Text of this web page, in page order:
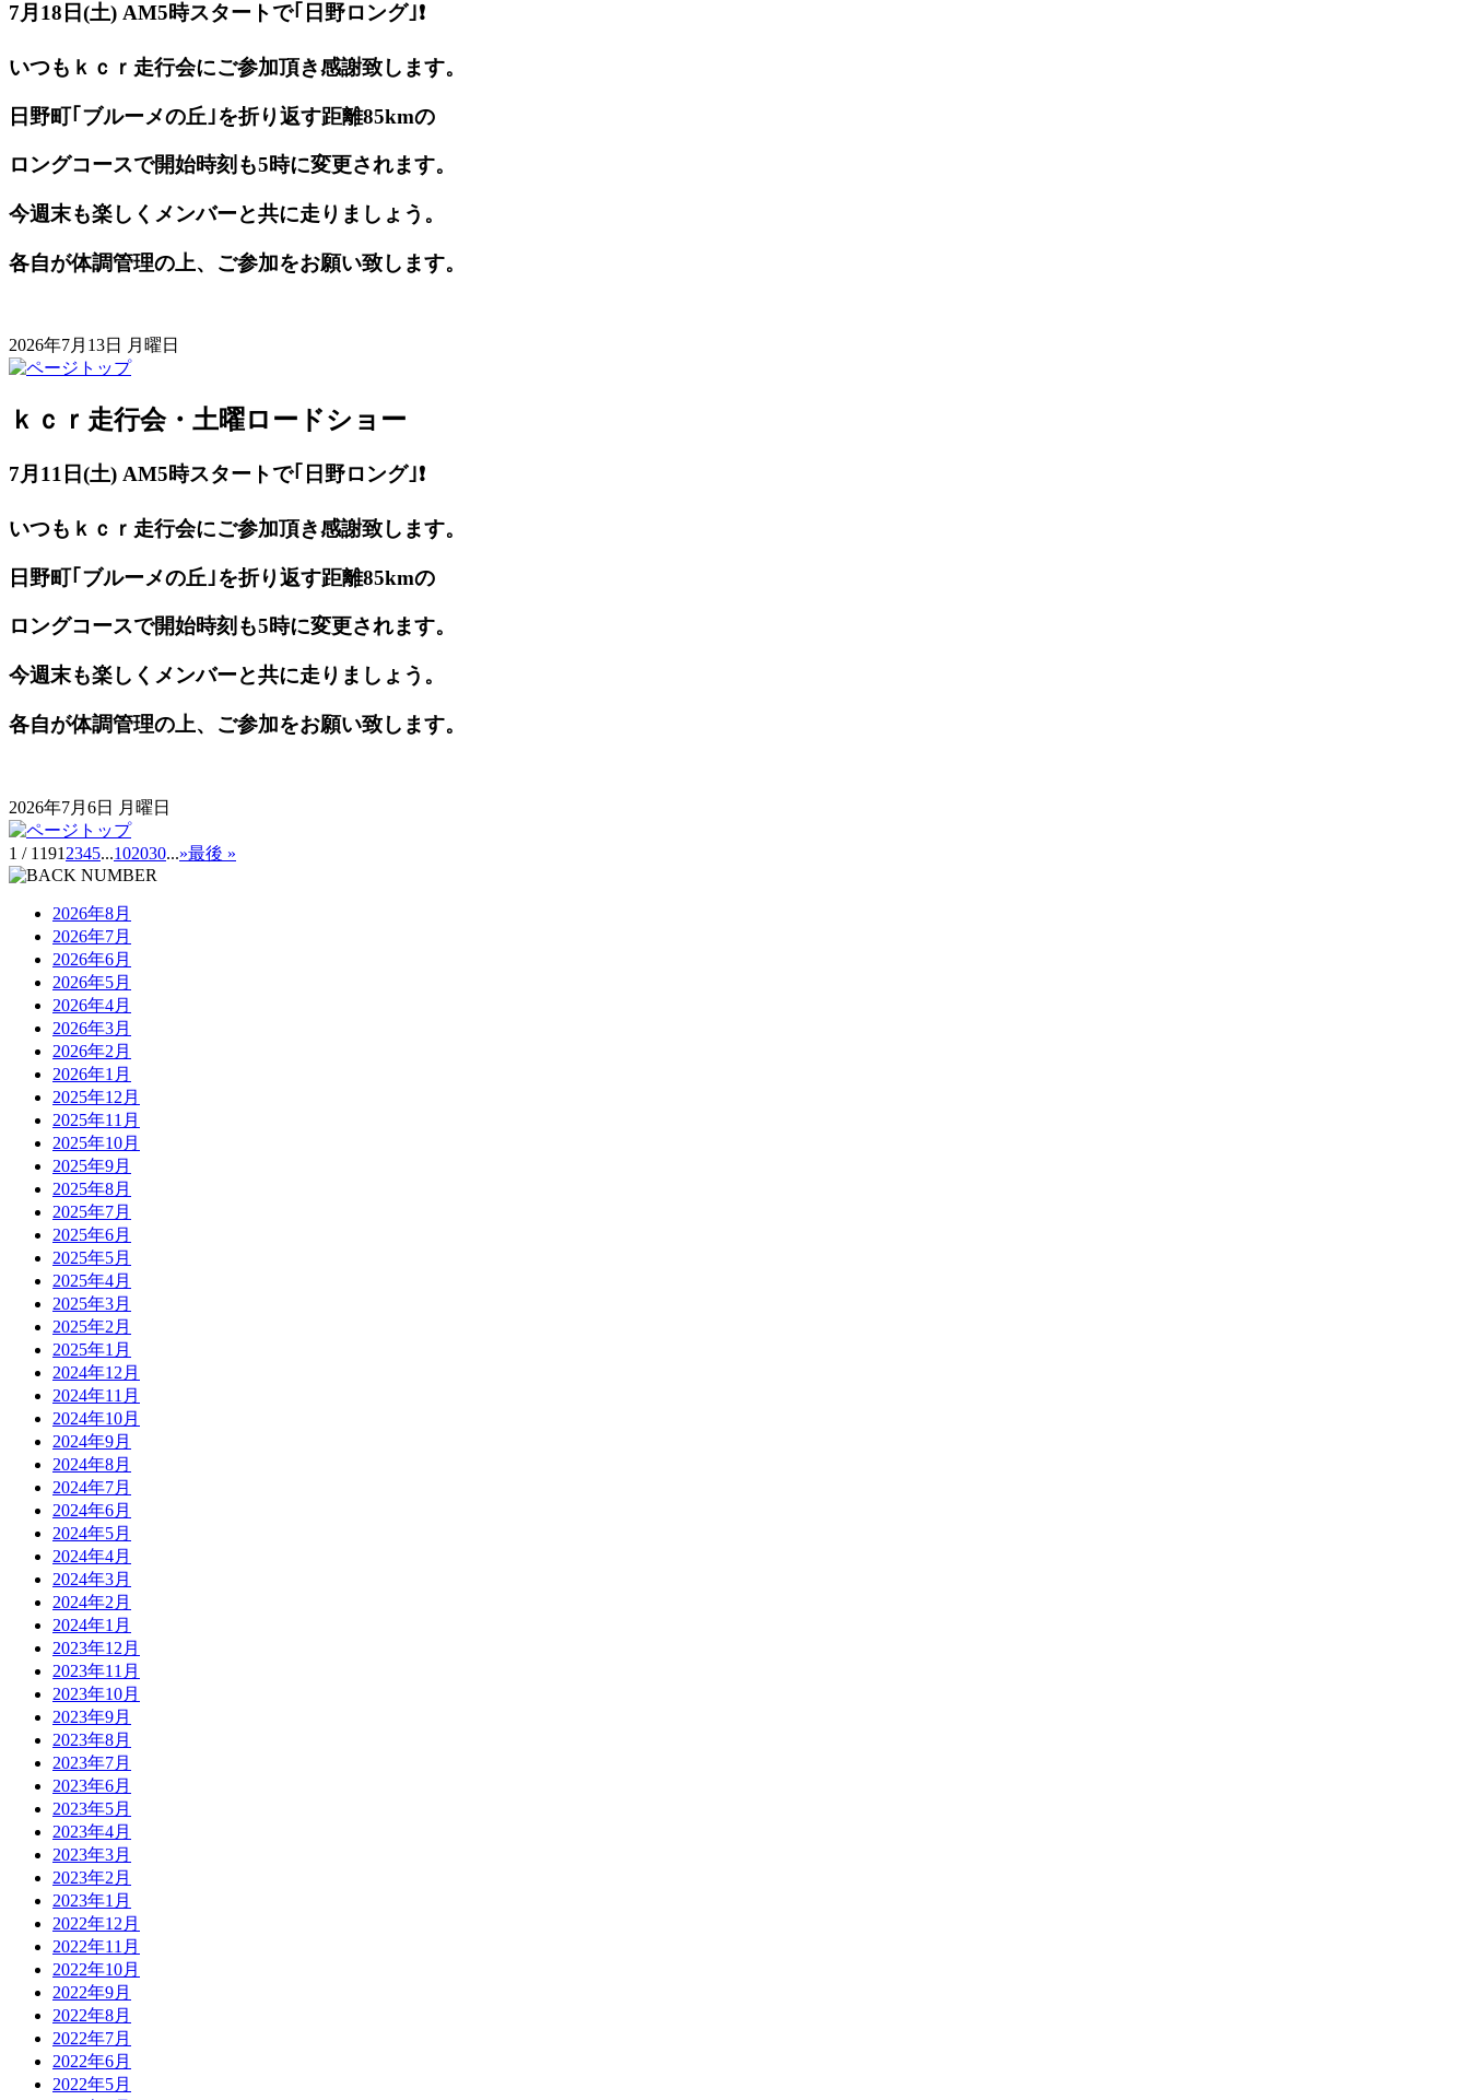
7月18日(土) AM5時スタートで｢日野ロング｣❗️
いつもｋｃｒ走行会にご参加頂き感謝致します。
日野町｢ブルーメの丘｣を折り返す距離85kmの
ロングコースで開始時刻も5時に変更されます。
今週末も楽しくメンバーと共に走りましょう。
各自が体調管理の上、ご参加をお願い致します。
2026年7月13日 月曜日
ｋｃｒ走行会・土曜ロードショー
7月11日(土) AM5時スタートで｢日野ロング｣❗️
いつもｋｃｒ走行会にご参加頂き感謝致します。
日野町｢ブルーメの丘｣を折り返す距離85kmの
ロングコースで開始時刻も5時に変更されます。
今週末も楽しくメンバーと共に走りましょう。
各自が体調管理の上、ご参加をお願い致します。
2026年7月6日 月曜日
1 / 1191 2345...102030...»最後 »
2026年8月
2026年7月
2026年6月
2026年5月
2026年4月
2026年3月
2026年2月
2026年1月
2025年12月
2025年11月
2025年10月
2025年9月
2025年8月
2025年7月
2025年6月
2025年5月
2025年4月
2025年3月
2025年2月
2025年1月
2024年12月
2024年11月
2024年10月
2024年9月
2024年8月
2024年7月
2024年6月
2024年5月
2024年4月
2024年3月
2024年2月
2024年1月
2023年12月
2023年11月
2023年10月
2023年9月
2023年8月
2023年7月
2023年6月
2023年5月
2023年4月
2023年3月
2023年2月
2023年1月
2022年12月
2022年11月
2022年10月
2022年9月
2022年8月
2022年7月
2022年6月
2022年5月